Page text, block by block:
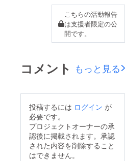
はご支援者様のもとに
お届けされる予定で
す。再度にはなります
が、この度はお届け時
延してしまい誠に申し
た。今後このようなこ
とが起きぬよう、再発
防止に努めて参りま
す。引き続きよろしく
お願い致します。
こちらの活動報告
は支援者限定の公
開です。
コメント もっと見る
投稿するには ログイン が
必要です。
プロジェクトオーナーの承
認後に掲載されます。承認
された内容を削除すること
はできません。